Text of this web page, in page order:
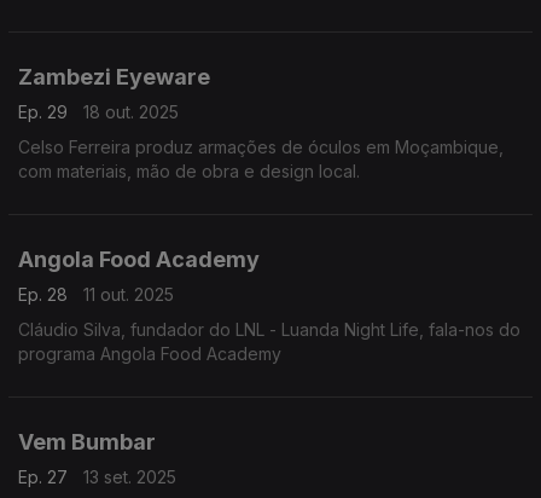
Zambezi Eyeware
Ep. 29
18 out. 2025
Celso Ferreira produz armações de óculos em Moçambique,
com materiais, mão de obra e design local.
Angola Food Academy
Ep. 28
11 out. 2025
Cláudio Silva, fundador do LNL - Luanda Night Life, fala-nos do
programa Angola Food Academy
Vem Bumbar
Ep. 27
13 set. 2025